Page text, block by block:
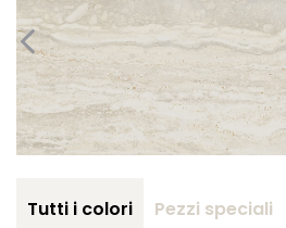
Tutti i colori Pezzi speciali